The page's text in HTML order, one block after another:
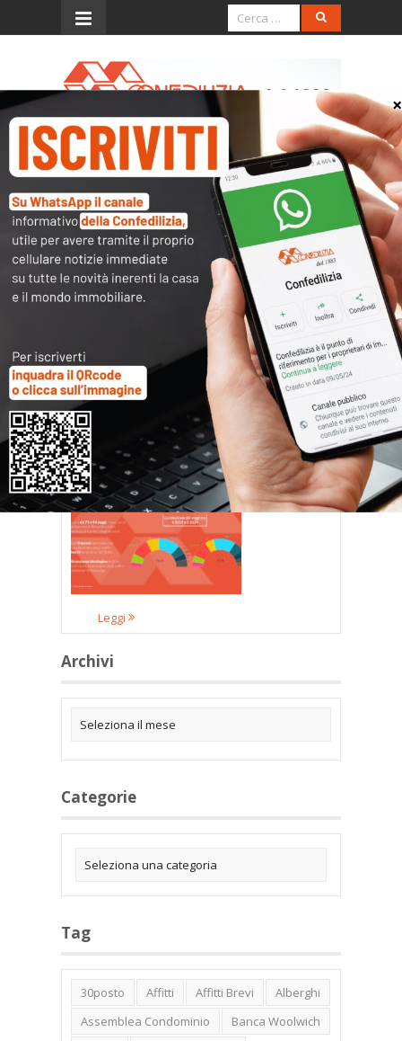
Menu
Elezioni europee, bocciati i partiti e i
governi più oltranzisti sul Green
Deal
Leggi
Elezioni europee, bocciati i partiti e i
governi più oltranzisti sul Green
Deal
Leggi
Archivi
Categorie
Tag
30posto Affitti Affitti Brevi
Alberghi
Assemblea Condominio
Banca Woolwich